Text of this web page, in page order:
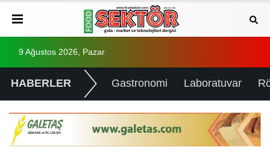
9 Ağustos 2026, Pazar
HABERLER Gastronomi Laboratuvar